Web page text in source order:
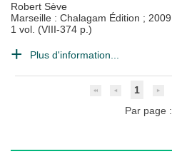
Robert Sève
Marseille : Chalagam Édition ; 2009
1 vol. (VIII-374 p.)
Plus d'information...
1
Par page :